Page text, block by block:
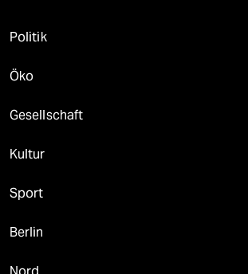
Politik
Öko
Gesellschaft
Kultur
Sport
Berlin